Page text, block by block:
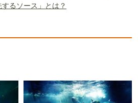
するソース」とは？